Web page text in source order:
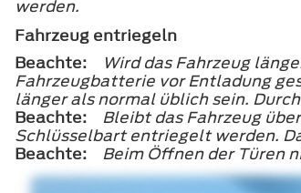
werden.
Fahrzeug entriegeln
Beachte:
Wird das Fahrzeug
Fahrzeugbatterie vor Entladung
länger als normal üblich sein.
Beachte:
Bleibt das Fahrzeug
Schlüsselbart entriegelt werden.
Beachte:
Beim Öffnen der Türen